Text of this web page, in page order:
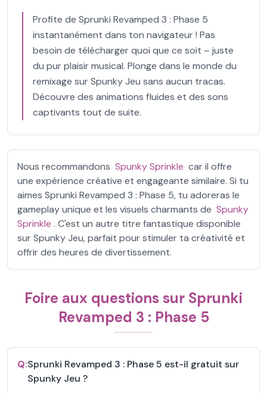
Profite de Sprunki Revamped 3 : Phase 5
instantanément dans ton navigateur ! Pas
besoin de télécharger quoi que ce soit – juste
du pur plaisir musical. Plonge dans le monde du
remixage sur Spunky Jeu sans aucun tracas.
Découvre des animations fluides et des sons
captivants tout de suite.
Nous recommandons Spunky Sprinkle car il offre
une expérience créative et engageante similaire. Si tu
aimes Sprunki Revamped 3 : Phase 5, tu adoreras le
gameplay unique et les visuels charmants de Spunky
Sprinkle . C'est un autre titre fantastique disponible
sur Spunky Jeu, parfait pour stimuler ta créativité et
offrir des heures de divertissement.
Foire aux questions sur Sprunki
Revamped 3 : Phase 5
Q:Sprunki Revamped 3 : Phase 5 est-il gratuit sur
Spunky Jeu ?